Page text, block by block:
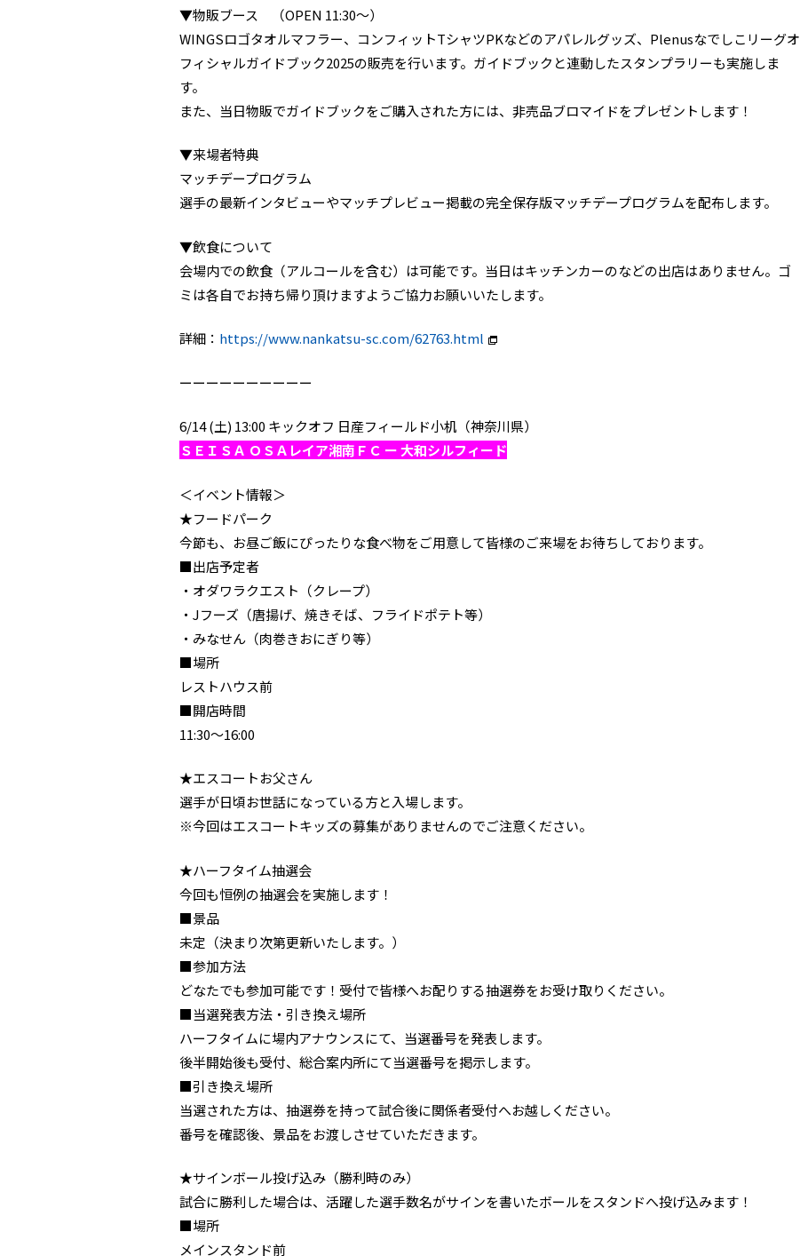
▼物販ブース （OPEN 11:30～）
WINGSロゴタオルマフラー、コンフィットTシャツPKなどのアパレルグッズ、Plenusなでしこリーグオ
フィシャルガイドブック2025の販売を行います。ガイドブックと連動したスタンプラリーも実施しま
す。
また、当日物販でガイドブックをご購入された方には、非売品ブロマイドをプレゼントします！
▼来場者特典
マッチデープログラム
選手の最新インタビューやマッチプレビュー掲載の完全保存版マッチデープログラムを配布します。
▼飲食について
会場内での飲食（アルコールを含む）は可能です。当日はキッチンカーのなどの出店はありません。ゴ
ミは各自でお持ち帰り頂けますようご協力お願いいたします。
詳細： https://www.nankatsu-sc.com/62763.html
ーーーーーーーーーー
6/14 (土) 13:00 キックオフ 日産フィールド小机（神奈川県）
ＳＥＩＳＡ ＯＳＡレイア湘南ＦＣ ー 大和シルフィード
＜イベント情報＞
★フードパーク
今節も、お昼ご飯にぴったりな食べ物をご用意して皆様のご来場をお待ちしております。
■出店予定者
・オダワラクエスト（クレープ）
・Jフーズ（唐揚げ、焼きそば、フライドポテト等）
・みなせん（肉巻きおにぎり等）
■場所
レストハウス前
■開店時間
11:30～16:00
★エスコートお父さん
選手が日頃お世話になっている方と入場します。
※今回はエスコートキッズの募集がありませんのでご注意ください。
★ハーフタイム抽選会
今回も恒例の抽選会を実施します！
■景品
未定（決まり次第更新いたします。）
■参加方法
どなたでも参加可能です！受付で皆様へお配りする抽選券をお受け取りください。
■当選発表方法・引き換え場所
ハーフタイムに場内アナウンスにて、当選番号を発表します。
後半開始後も受付、総合案内所にて当選番号を掲示します。
■引き換え場所
当選された方は、抽選券を持って試合後に関係者受付へお越しください。
番号を確認後、景品をお渡しさせていただきます。
★サインボール投げ込み（勝利時のみ）
試合に勝利した場合は、活躍した選手数名がサインを書いたボールをスタンドへ投げ込みます！
■場所
メインスタンド前